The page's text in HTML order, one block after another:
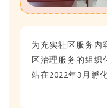
为充实社区服务内
区治理服务的组织
站在2022年3月孵